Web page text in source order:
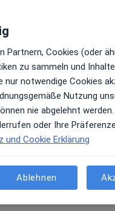
nicht verfügbar
anzeigen
Mo,
Partnern, Cookies (oder
zu sammeln und
nur notwendige Cookies
Nutzung
nie abgelehnt werden.
oder Ihre
und Cookie Erklärung
Ablehnen